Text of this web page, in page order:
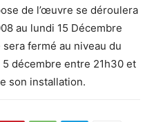
de l’œuvre se déroulera
au lundi 15 Décembre
fermé au niveau du
décembre entre 21h30 et
son installation.